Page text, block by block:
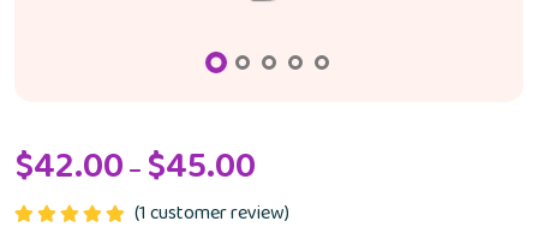
$42.00– $45.00
$42.00
(1customer review)